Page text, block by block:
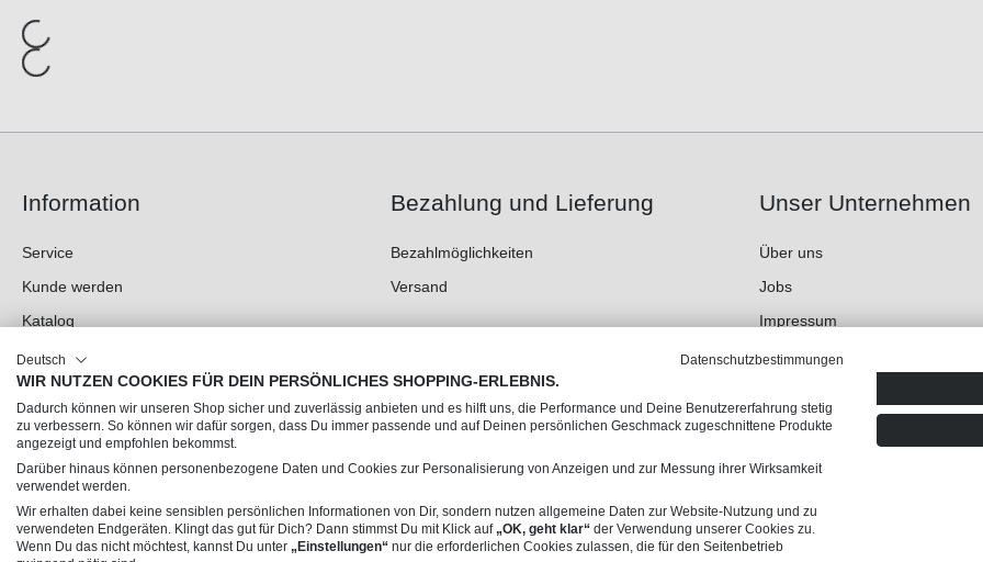
Information
Service
Kunde werden
Katalog
Messen
Newsletter
Privatkunden-Shop
Bezahlung und Lieferung
Bezahlmöglichkeiten
Versand
Unser Unternehmen
Über uns
Jobs
Impressum
AGB
© 2026 Trendline Collection GmbH – Verkauf nur an gewerbliche Kunden (B2B)
* Alle Preise exkl. gesetzl. Mehrwertsteuer zzgl.
Deutsch Datenschutzbestimmungen
WIR NUTZEN COOKIES FÜR DEIN PERSÖNLICHES SHOPPING-ERLEBNIS.
Dadurch können wir unseren Shop sicher und zuverlässig anbieten und es hilft uns, die Performance und Deine Benutzererfahrung stetig
zu verbessern. So können wir dafür sorgen, dass Du immer passende und auf Deinen persönlichen Geschmack zugeschnittene Produkte
angezeigt und empfohlen bekommst.
Darüber hinaus können personenbezogene Daten und Cookies zur Personalisierung von Anzeigen und zur Messung ihrer Wirksamkeit
verwendet werden.
Wir erhalten dabei keine sensiblen persönlichen Informationen von Dir, sondern nutzen allgemeine Daten zur Website-Nutzung und zu
verwendeten Endgeräten. Klingt das gut für Dich? Dann stimmst Du mit Klick auf „OK, geht klar“ der Verwendung unserer Cookies zu.
Wenn Du das nicht möchtest, kannst Du unter „Einstellungen“ nur die erforderlichen Cookies zulassen, die für den Seitenbetrieb